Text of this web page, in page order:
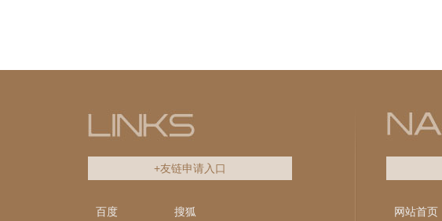
+友链申请入口
百度 搜狐 网站首页